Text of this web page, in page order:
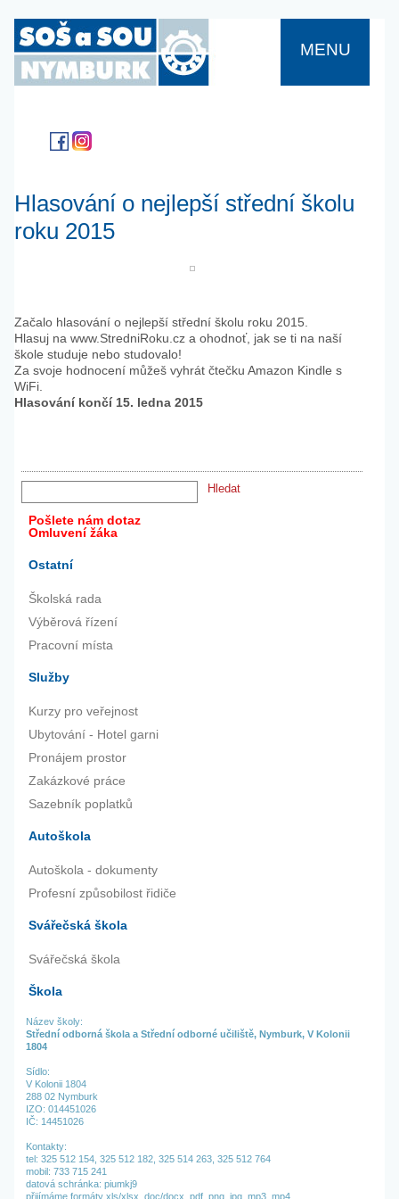
MENU
Hlasování o nejlepší střední školu
roku 2015
Začalo hlasování o nejlepší střední školu roku 2015.
Hlasuj na www.StredniRoku.cz a ohodnoť, jak se ti na naší
škole studuje nebo studovalo!
Za svoje hodnocení můžeš vyhrát čtečku Amazon Kindle s
WiFi.
Hlasování končí 15. ledna 2015
Pošlete nám dotaz
Omluvení žáka
Ostatní
Školská rada
Výběrová řízení
Pracovní místa
Služby
Kurzy pro veřejnost
Ubytování - Hotel garni
Pronájem prostor
Zakázkové práce
Sazebník poplatků
Autoškola
Autoškola - dokumenty
Profesní způsobilost řidiče
Svářečská škola
Svářečská škola
Škola
Název školy:
Střední odborná škola a Střední odborné učiliště, Nymburk, V Kolonii
1804
Sídlo:
V Kolonii 1804
288 02 Nymburk
IZO: 014451026
IČ: 14451026
Kontakty:
tel: 325 512 154, 325 512 182, 325 514 263, 325 512 764
mobil: 733 715 241
datová schránka: piumkj9
přijímáme formáty xls/xlsx, doc/docx, pdf, png, jpg, mp3, mp4